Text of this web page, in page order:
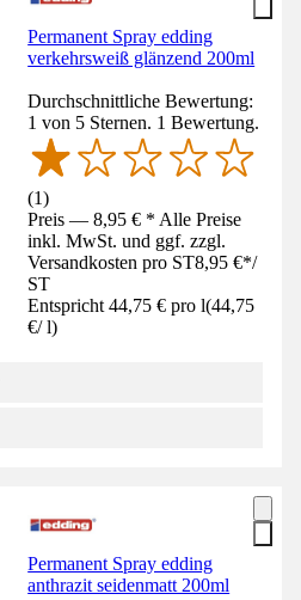
Permanent Spray edding
verkehrsweiß glänzend 200ml
Durchschnittliche Bewertung:
1 von 5 Sternen. 1 Bewertung.
(1)
Preis — 8,95 € * Alle Preise
inkl. MwSt. und ggf. zzgl.
Versandkosten pro ST8,95 €*/
ST
Entspricht 44,75 € pro l(44,75
€/ l)
Permanent Spray edding
anthrazit seidenmatt 200ml